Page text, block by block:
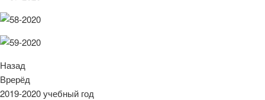
Назад
Врерёд
2019-2020 учебный год